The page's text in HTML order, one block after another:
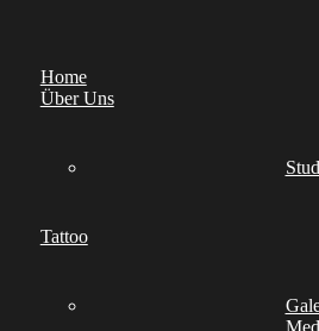
Home
Über Uns
Tattoo